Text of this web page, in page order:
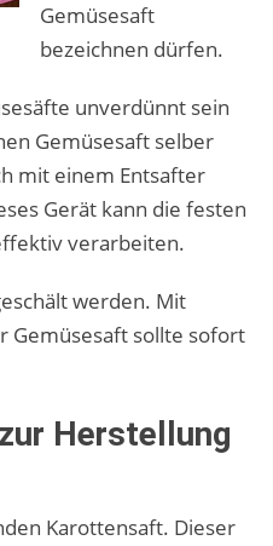
Gemüsesaft
bezeichnen dürfen.
unverdünnt sein
Gemüsesaft selber
mit einem Entsafter
Gerät kann die festen
verarbeiten.
werden. Mit
Gemüsesaft sollte sofort
Herstellung
Karottensaft. Dieser